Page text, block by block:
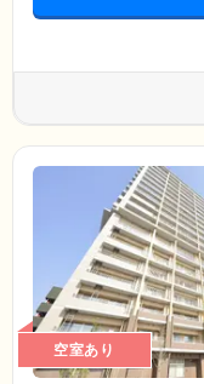
空室あり